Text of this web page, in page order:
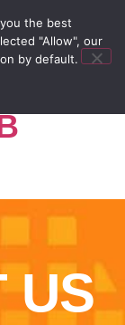
US
the best
"Allow", our
by default.